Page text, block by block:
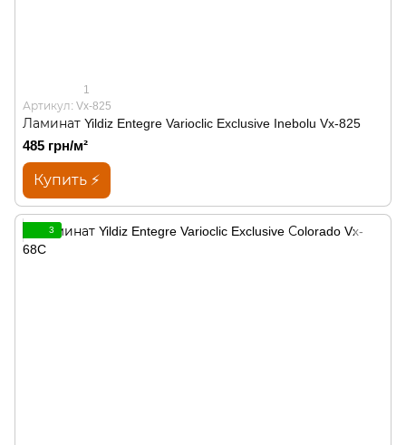
1
Артикул: Vx-825
Ламинат Yildiz Entegre Varioclic Exclusive Inebolu Vx-825
485 грн/м²
Купить ⚡
3